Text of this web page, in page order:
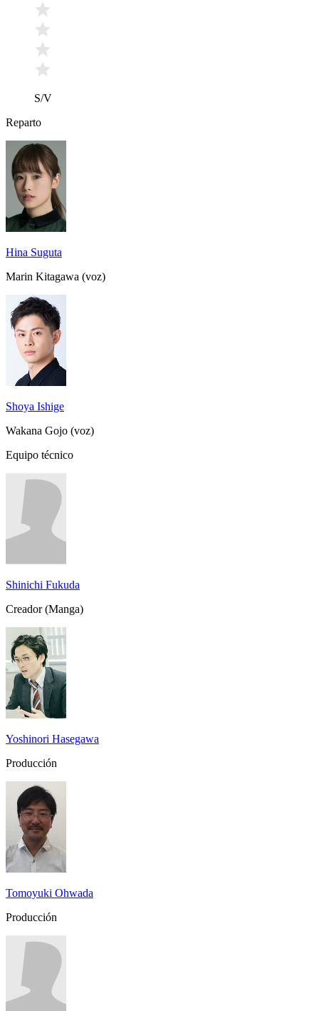
S/V
Reparto
Hina Suguta
Marin Kitagawa (voz)
Shoya Ishige
Wakana Gojo (voz)
Equipo técnico
Shinichi Fukuda
Creador (Manga)
Yoshinori Hasegawa
Producción
Tomoyuki Ohwada
Producción